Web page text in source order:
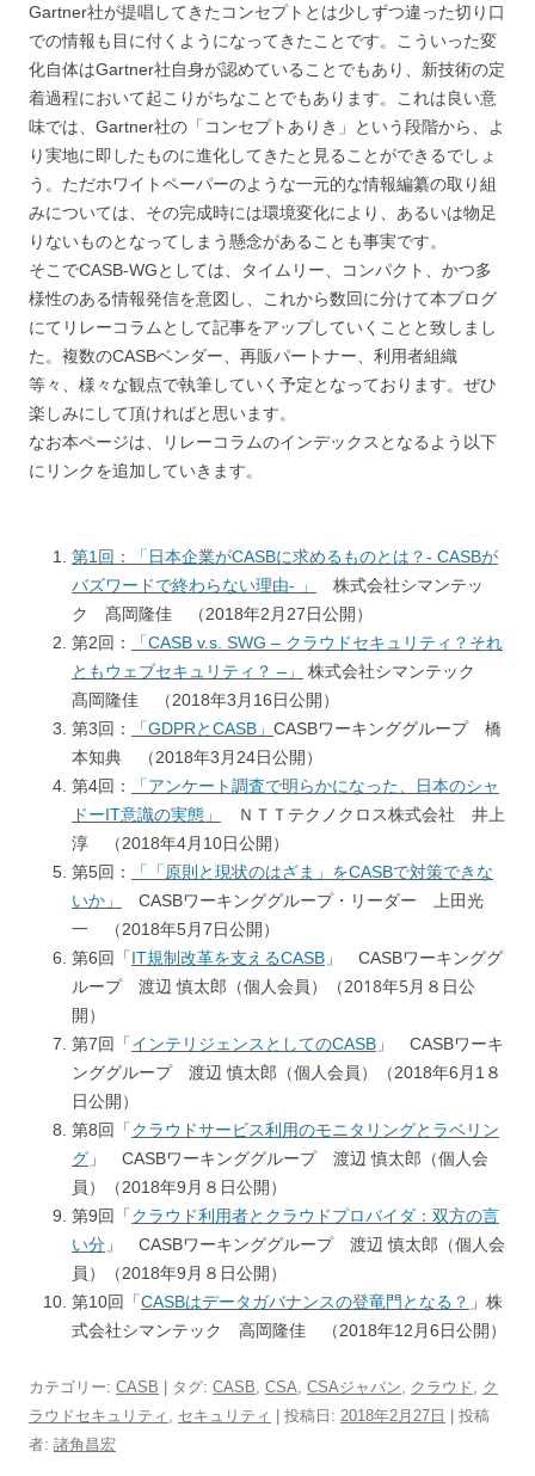
Gartner社が提唱してきたコンセプトとは少しずつ違った切り口
での情報も目に付くようになってきたこと です。
こういった変
化自体はGartner社自身が認めていることでもあり、新技術の定
着過程において起こりがちなことでもあ ります。 これは良い意
味では、 Gartner社の 「 コンセプトありき 」
という段階から、よ
り実地に即したものに進化してきたと見ることができるでしょ
う 。ただホワイトペーパーのような一元的な情報編纂の取り組
みについては
その完成時には環境変化により、あるいは物足
りないものとなってしまう懸念がある ことも事実です。
そこでCASB-WGとしては、タイムリー、コンパクト
かつ多
様性のある情報発信を意図し、これから数回に分けて本ブログ
にてリレーコラムとして記事をアップしていくことと致しまし
た 。複数のCASBベンダー、再販パートナー、利用者組織
等々、様々な観点で執筆していく予定となっております。ぜひ
楽しみにして頂ければと思います。
なお本ページは、リレーコラムのインデックスとなるよう以下
にリンクを追加していきます。
第1回：「日本企業がCASBに求めるものとは？- CASBが
バズワードで終わらない理由- 」
株式会社シマンテッ
ク 髙岡隆佳 （2018年2月27日公開）
第2回：
「CASB v.s. SWG – クラウドセキュリティ？それ
ともウェブセキュリティ？ –」
株式会社シマンテック
髙岡隆佳 （2018年3月16日公開）
第3回：
「GDPRとCASB」 CASBワーキンググループ 橋
本知典 （2018年3月24日公開）
第4回：
「アンケート調査で明らかになった、日本のシャ
ドーIT意識の実態」
ＮＴＴテクノクロス株式会社 井上
淳 （2018年4月10日公開）
第5回：
「「原則と現状のはざま」をCASBで対策できな
いか」
CASBワーキンググループ・リーダー 上田光
一 （2018年5月7日公開）
第6回「IT規制改革を支えるCASB 」 CASBワーキンググ
ループ 渡辺 慎太郎（個人会員）（2018年5月８日公
開）
第7回「インテリジェンスとしてのCASB 」 CASBワーキ
ンググループ 渡辺 慎太郎（個人会員）（2018年6月1８
日公開）
第8回「クラウドサービス利用のモニタリングとラベリン
グ 」 CASBワーキンググループ 渡辺 慎太郎（個人会
員）（2018年9月８日公開）
第9回「クラウド利用者とクラウドプロバイダ：双方の言
い分 」 CASBワーキンググループ 渡辺 慎太郎（個人会
員）（2018年9月８日公開）
第10回「CASBはデータガバナンスの登竜門となる？ 」株
式会社シマンテック 高岡隆佳 （2018年12月6日公開）
カテゴリー: CASB | タグ: CASB CSA CSAジャパン クラウド
ク
ラウドセキュリティ
セキュリティ | 投稿日: 2018年2月27日 | 投稿
者: 諸角昌宏